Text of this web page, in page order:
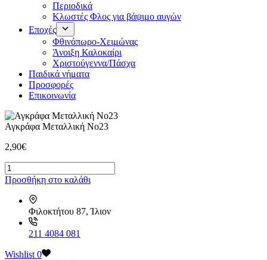
Περιοδικά
Κλωστές Φλος για βάψιμο αυγών
Εποχές
Φθινόπωρο-Χειμώνας
Άνοιξη Καλοκαίρι
Χριστούγεννα/Πάσχα
Παιδικά νήματα
Προσφορές
Επικοινωνία
Αγκράφα Μεταλλική Νο23
2,90€
Αγκράφα
Μεταλλική
Νο23
ποσότητα
Προσθήκη στο καλάθι
Φιλοκτήτου 87, Ίλιον
211 4084 081
Wishlist 0